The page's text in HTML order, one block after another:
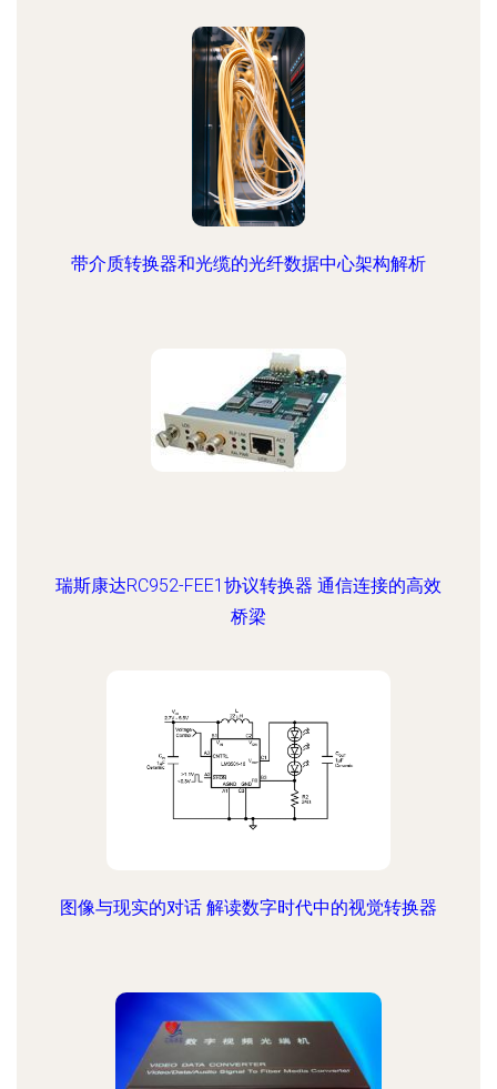
带介质转换器和光缆的光纤数据中心架构解析
瑞斯康达RC952-FEE1协议转换器 通信连接的高效
桥梁
图像与现实的对话 解读数字时代中的视觉转换器